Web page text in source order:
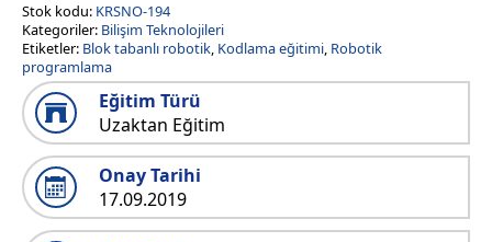
Stok kodu: KRSNO-194
Kategoriler: Bilişim Teknolojileri
Etiketler: Blok tabanlı robotik, Kodlama eğitimi, Robotik
programlama
Eğitim Türü
Uzaktan Eğitim
Onay Tarihi
17.09.2019